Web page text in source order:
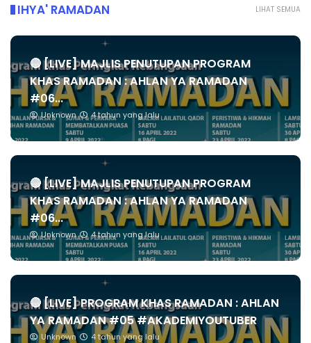
LIHAT SEMUA
IHYA' RAMADAN
🔴 [LIVE] MAJLIS PENUTUPAN PROGRAM
KHAS RAMADAN : AHLAN YA RAMADAN
#06...
Unknown 4 tahun yang lalu
🔴 [LIVE] MAJLIS PENUTUPAN PROGRAM
KHAS RAMADAN : AHLAN YA RAMADAN
#06...
Unknown 4 tahun yang lalu
🔴 [LIVE] PROGRAM KHAS RAMADAN : AHLAN
YA RAMADAN #05 #AKADEMIYOUTUBER
Unknown 4 tahun yang lalu